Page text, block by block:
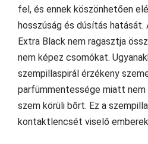
fel, és ennek köszönhetően
hosszúság és dúsítás hatását.
Extra Black nem ragasztja
nem képez csomókat.
szempillaspirál érzékeny
parfümmentessége miatt nem
szem körüli bőrt. Ez a
kontaktlencsét viselő emberek